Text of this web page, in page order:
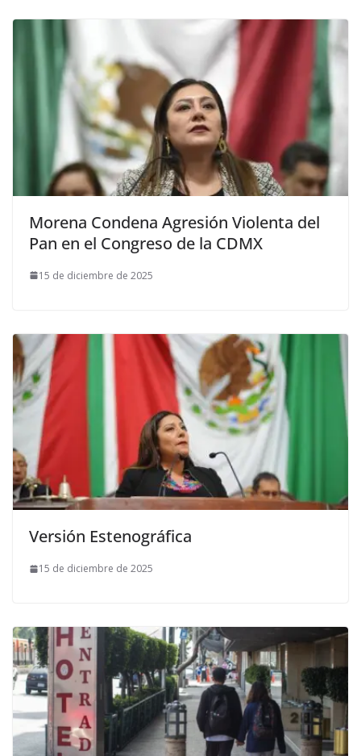
Morena Condena Agresión Violenta del
Pan en el Congreso de la CDMX
15 de diciembre de 2025
Versión Estenográfica
15 de diciembre de 2025